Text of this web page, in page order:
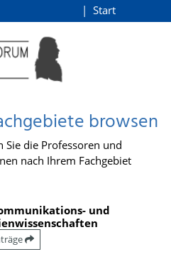
Start
browsen
Sie die Professoren und
nach Ihrem Fachgebiet
und